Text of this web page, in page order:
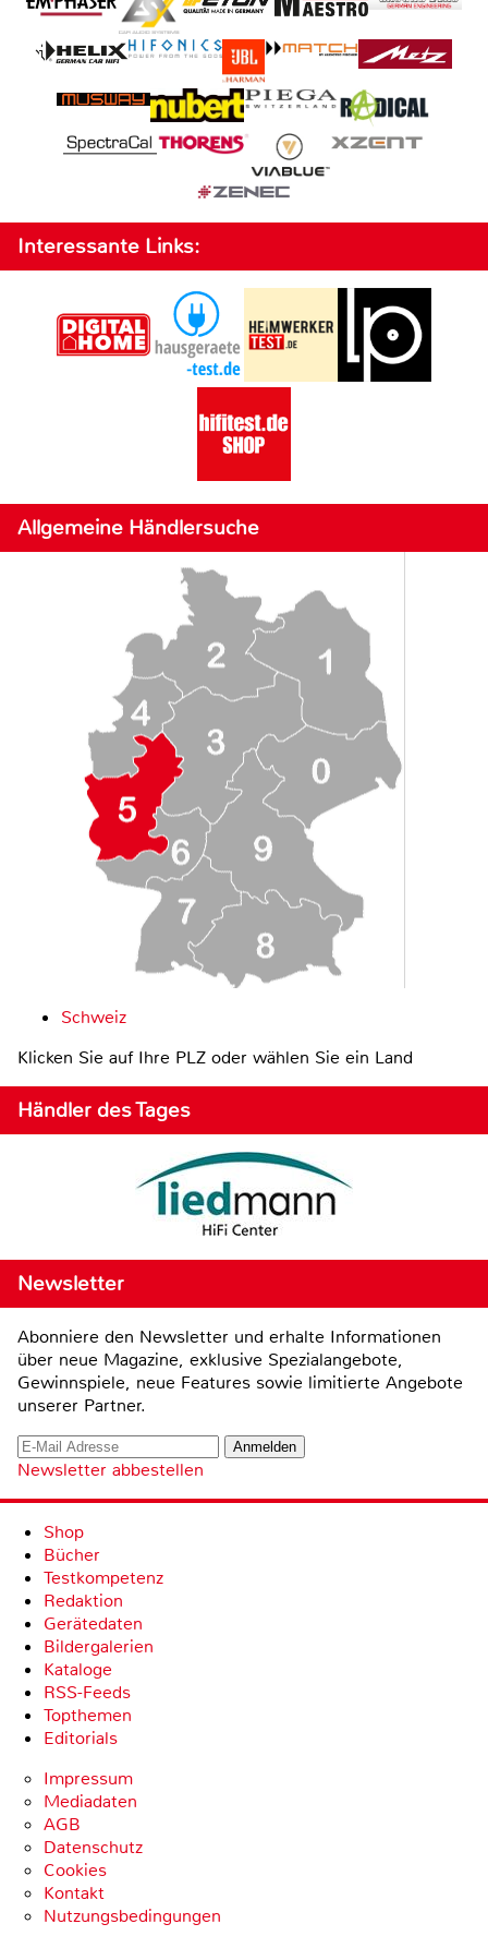
Interessante Links:
Allgemeine Händlersuche
Schweiz
Klicken Sie auf Ihre PLZ oder wählen Sie ein Land
Händler des Tages
Newsletter
Abonniere den Newsletter und erhalte Informationen
über neue Magazine, exklusive Spezialangebote,
Gewinnspiele, neue Features sowie limitierte Angebote
unserer Partner.
Newsletter abbestellen
Shop
Bücher
Testkompetenz
Redaktion
Gerätedaten
Bildergalerien
Kataloge
RSS-Feeds
Topthemen
Editorials
Impressum
Mediadaten
AGB
Datenschutz
Cookies
Kontakt
Nutzungsbedingungen